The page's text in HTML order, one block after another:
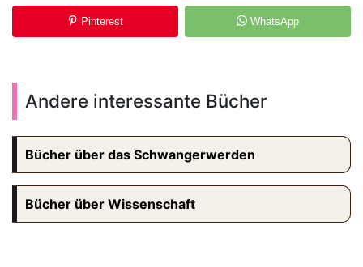
Pinterest WhatsApp
Andere interessante Bücher
Bücher über das Schwangerwerden
Bücher über Wissenschaft